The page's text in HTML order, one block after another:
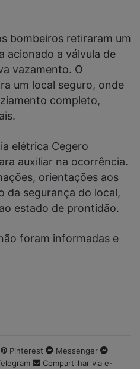
bombeiros retiraram um
acionado a válvula de
vazamento. O
um local seguro, onde
completo,
elétrica Cegero
auxiliar na ocorrência.
orientações aos
da segurança do local,
estado de prontidão.
foram informadas e
Pinterest
Messenger
Compartilhar via e-